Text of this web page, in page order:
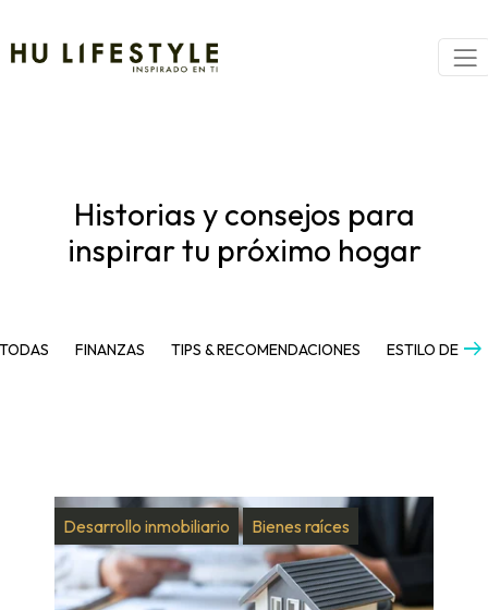
Historias y consejos para
inspirar tu próximo hogar
TODAS FINANZAS TIPS & RECOMENDACIONES ESTILO DE arrow_right_alt
Desarrollo inmobiliario Bienes raíces